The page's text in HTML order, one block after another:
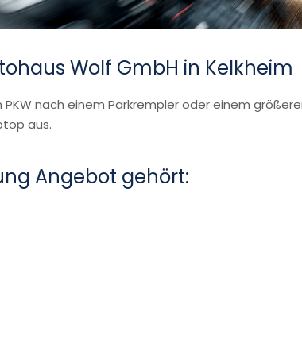
Wolf GmbH in Kelkheim
nach einem Parkrempler oder einem
aus.
Angebot gehört: